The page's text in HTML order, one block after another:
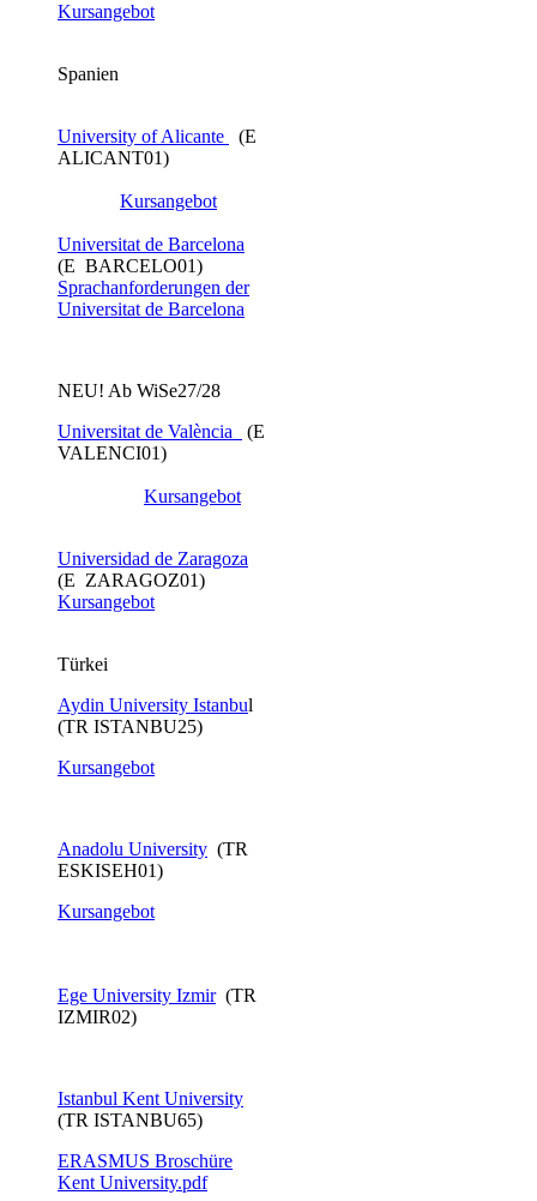
Kursangebot
Spanien
University of Alicante
(E
ALICANT01)
Kursangebot
Universitat de Barcelona
(E BARCELO01)
Sprachanforderungen der
Universitat de Barcelona
NEU! Ab WiSe27/28
Universitat de València
​ (E
VALENCI01)
Kursangebot
Universidad de Zaragoza
(E ZARAGOZ01)
Kursangebot
Türkei
Aydin University Istanbul
(TR ISTANBU25)
Kursangebot
Anadolu University (TR
ESKISEH01)
Kursangebot​
Ege University Izmir(TR
IZMIR02)
Istanbul Kent University​
(TR ISTANBU65)
ERASMUS Broschüre
Kent ​University.pdf